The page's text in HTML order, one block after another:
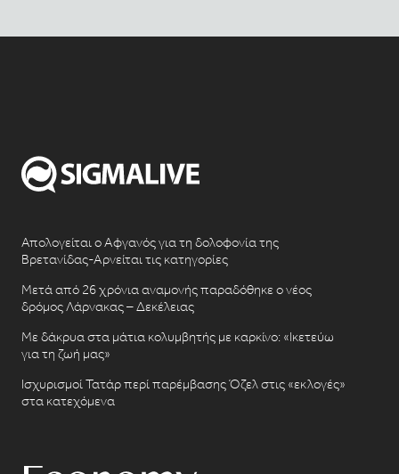
Απολογείται ο Αφγανός για τη δολοφονία της
Βρετανίδας-Αρνείται τις κατηγορίες
Μετά από 26 χρόνια αναμονής παραδόθηκε ο νέος
δρόμος Λάρνακας – Δεκέλειας
Με δάκρυα στα μάτια κολυμβητής με καρκίνο: «Ικετεύω
για τη ζωή μας»
Ισχυρισμοί Τατάρ περί παρέμβασης Όζελ στις «εκλογές»
στα κατεχόμενα